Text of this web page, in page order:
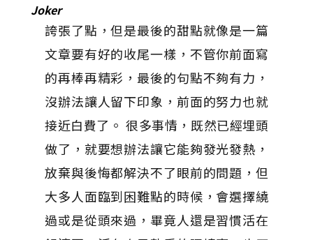
Joker
誇張了點，但是最後的甜點就像是一篇
文章要有好的收尾一樣，不管你前面寫
的再棒再精彩，最後的句點不夠有力，
沒辦法讓人留下印象，前面的努力也就
接近白費了。 很多事情，既然已經埋頭
做了，就要想辦法讓它能夠發光發熱，
放棄與後悔都解決不了眼前的問題，但
大多人面臨到困難點的時候，會選擇繞
過或是從頭來過，畢竟人還是習慣活在